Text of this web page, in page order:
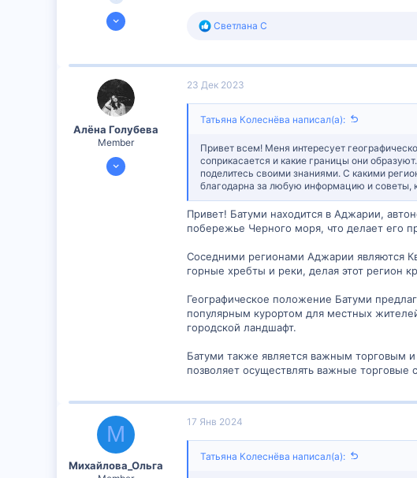
19 Окт 2023
Р
к
и
и
Светлана С
Алëна Голубева
Member
20 Дек 2023
23 Дек 2023
Татьяна Колеснёва написал(а):
Привет всем! Меня интересует
соприкасается и какие границы они
поделитесь своими знаниями. С какими
благодарна за любую информацию и советы,
Привет! Батуми находится в Аджарии,
побережье Черного моря, что делает его
Соседними регионами Аджарии являются
горные хребты и реки, делая этот регион
Географическое положение Батуми
популярным курортом для местных
городской ландшафт.
Батуми также является важным торговым
позволяет осуществлять важные торговые
М
Михайлова_Ольга
17 Янв 2024
Татьяна Колеснёва написал(а):